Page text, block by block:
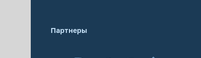
Партнеры